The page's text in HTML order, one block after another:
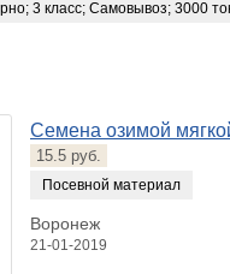
; 3 класс; Самовывоз; 3000
Семена озимой
15.5 руб.
Посевной материал
Воронеж
21-01-2019